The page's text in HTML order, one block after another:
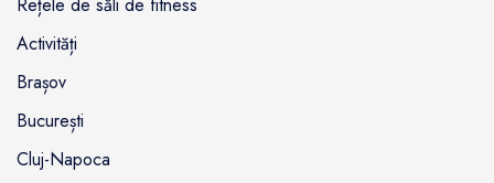
Activități
Brașov
București
Cluj-Napoca